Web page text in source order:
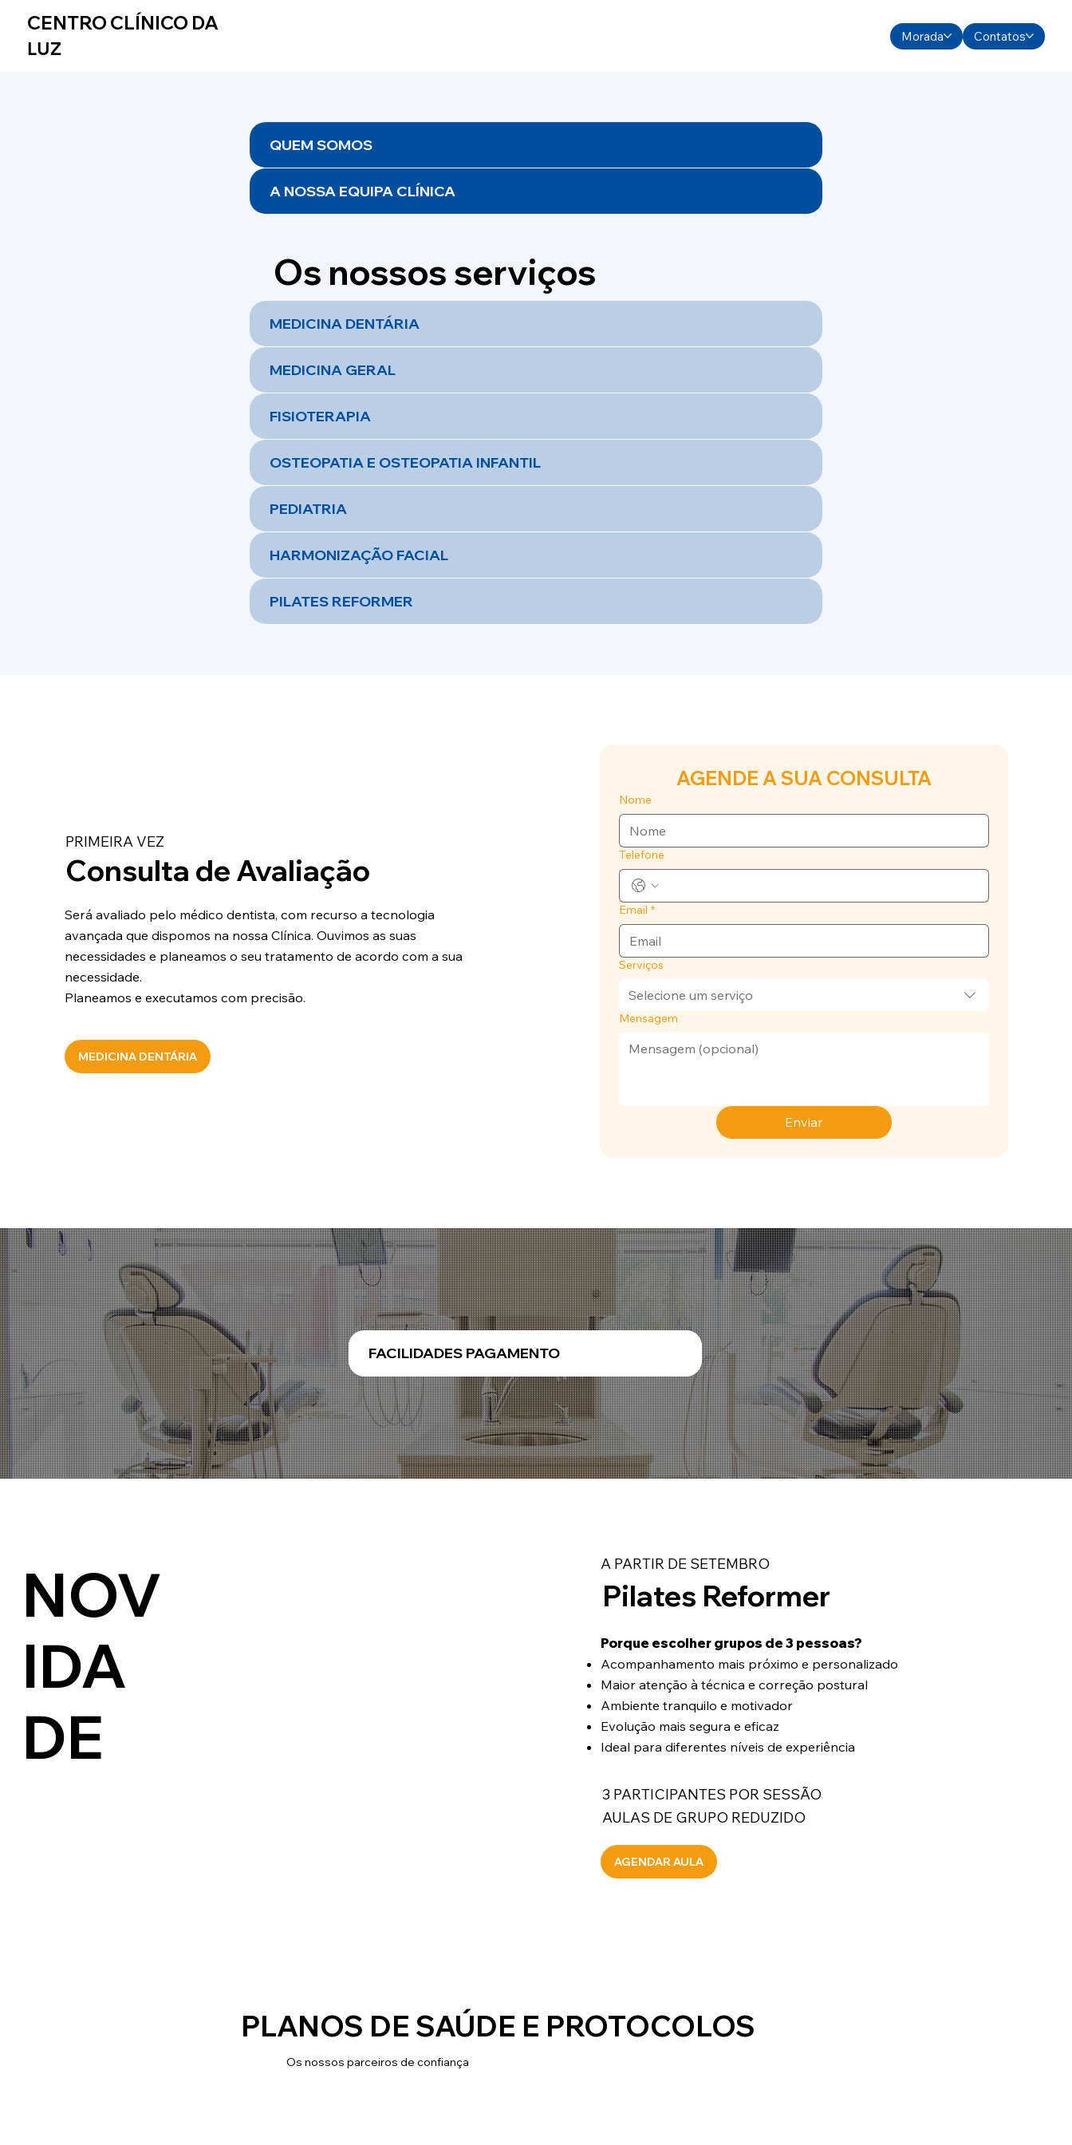
Morada Contatos
CENTRO CLÍNICO DA
LUZ
QUEM SOMOS
A NOSSA EQUIPA CLÍNICA
Os nossos serviços
MEDICINA DENTÁRIA
MEDICINA GERAL
FISIOTERAPIA
OSTEOPATIA E OSTEOPATIA INFANTIL
PEDIATRIA
HARMONIZAÇÃO FACIAL
PILATES REFORMER
PRIMEIRA VEZ
Consulta de Avaliação
Será avaliado pelo médico dentista, com recurso a tecnologia
avançada que dispomos na nossa Clínica. Ouvimos as suas
necessidades e planeamos o seu tratamento de acordo com a sua
necessidade.
Planeamos e executamos com precisão.
MEDICINA DENTÁRIA
AGENDE A SUA CONSULTA
Nome
Telefone
Email *
Serviços
Selecione um serviço
Mensagem
Enviar
FACILIDADES PAGAMENTO
A PARTIR DE SETEMBRO
Pilates Reformer
Porque escolher grupos de 3 pessoas?
Acompanhamento mais próximo e personalizado
Maior atenção à técnica e correção postural
Ambiente tranquilo e motivador
Evolução mais segura e eficaz
Ideal para diferentes níveis de experiência
3 PARTICIPANTES POR SESSÃO
AULAS DE GRUPO REDUZIDO
AGENDAR AULA
NOV
IDA
DE
PLANOS DE SAÚDE E PROTOCOLOS
Os nossos parceiros de confiança